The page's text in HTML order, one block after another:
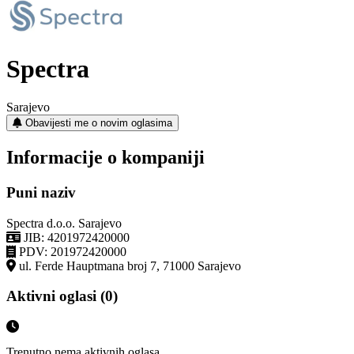
Spectra
Sarajevo
Obavijesti me o novim oglasima
Informacije o kompaniji
Puni naziv
Spectra d.o.o. Sarajevo
JIB: 4201972420000
PDV: 201972420000
ul. Ferde Hauptmana broj 7, 71000 Sarajevo
Aktivni oglasi (0)